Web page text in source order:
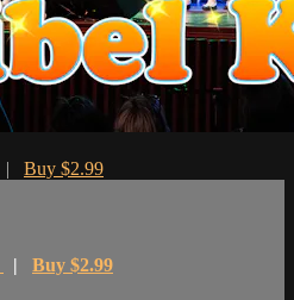
| Buy $2.99
| Buy $2.99